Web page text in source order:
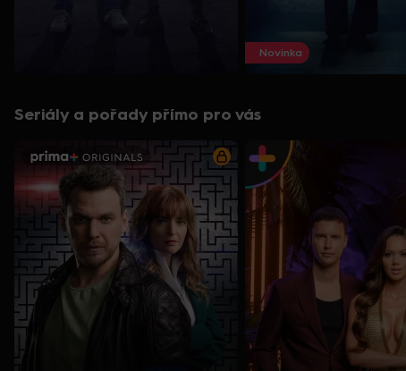
Novinka
Seriály a pořady přímo pro vás